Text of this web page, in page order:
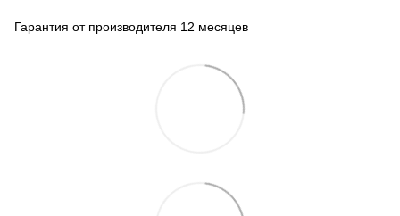
Гарантия от производителя 12 месяцев